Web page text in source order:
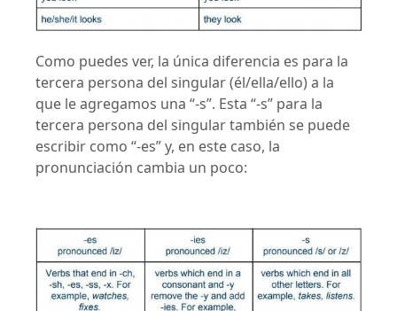
Como puedes ver, la única diferencia es para la
tercera persona del singular (él/ella/ello) a la
que le agregamos una “-s”. Esta “-s” para la
tercera persona del singular también se puede
escribir como “-es” y, en este caso, la
pronunciación cambia un poco: